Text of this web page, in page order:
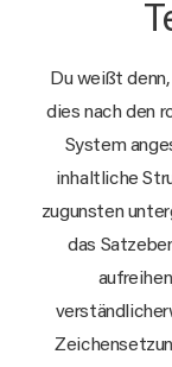
Du weißt
dies nach den
System
inhaltliche
zugunsten
das